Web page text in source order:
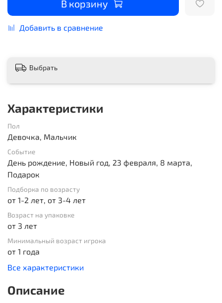
В корзину
Добавить в сравнение
Выбрать
Характеристики
Пол
Девочка, Мальчик
Событие
День рождение, Новый год, 23 февраля, 8 марта,
Подарок
Подборка по возрасту
от 1-2 лет, от 3-4 лет
Возраст на упаковке
от 3 лет
Минимальный возраст игрока
от 1 года
Все характеристики
Описание